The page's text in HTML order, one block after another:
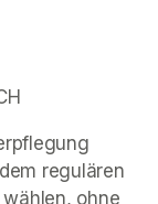
regulären
ohne